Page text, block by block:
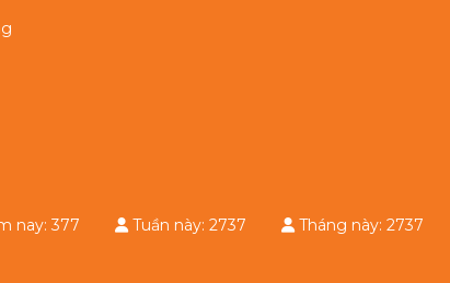
nay: 377 Tuần này: 2737 Tháng này: 2737